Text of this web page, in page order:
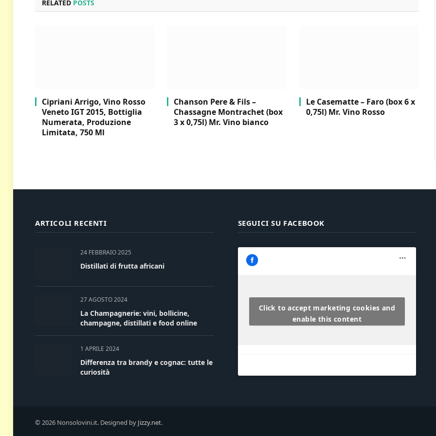
RELATED POSTS
Cipriani Arrigo, Vino Rosso
Veneto IGT 2015, Bottiglia
Numerata, Produzione
Limitata, 750 Ml
Chanson Pere & Fils –
Chassagne Montrachet (box
3 x 0,75l) Mr. Vino bianco
Le Casematte – Faro (box 6 x
0,75l) Mr. Vino Rosso
ARTICOLI RECENTI
24 FEBBRAIO 2025
Distillati di frutta africani
27 AGOSTO 2024
La Champagnerie: vini, bollicine,
champagne, distillati e food online
1 APRILE 2024
Differenza tra brandy e cognac: tutte le
curiosità
SEGUICI SU FACEBOOK
Click to accept marketing cookies and
enable this content
© 2026 Nonsolovini.it. Designed by Jizzy.net.